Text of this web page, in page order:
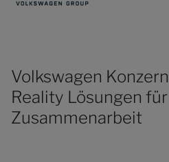
Volkswagen
Reality Lösungen
Zusammenarbeit